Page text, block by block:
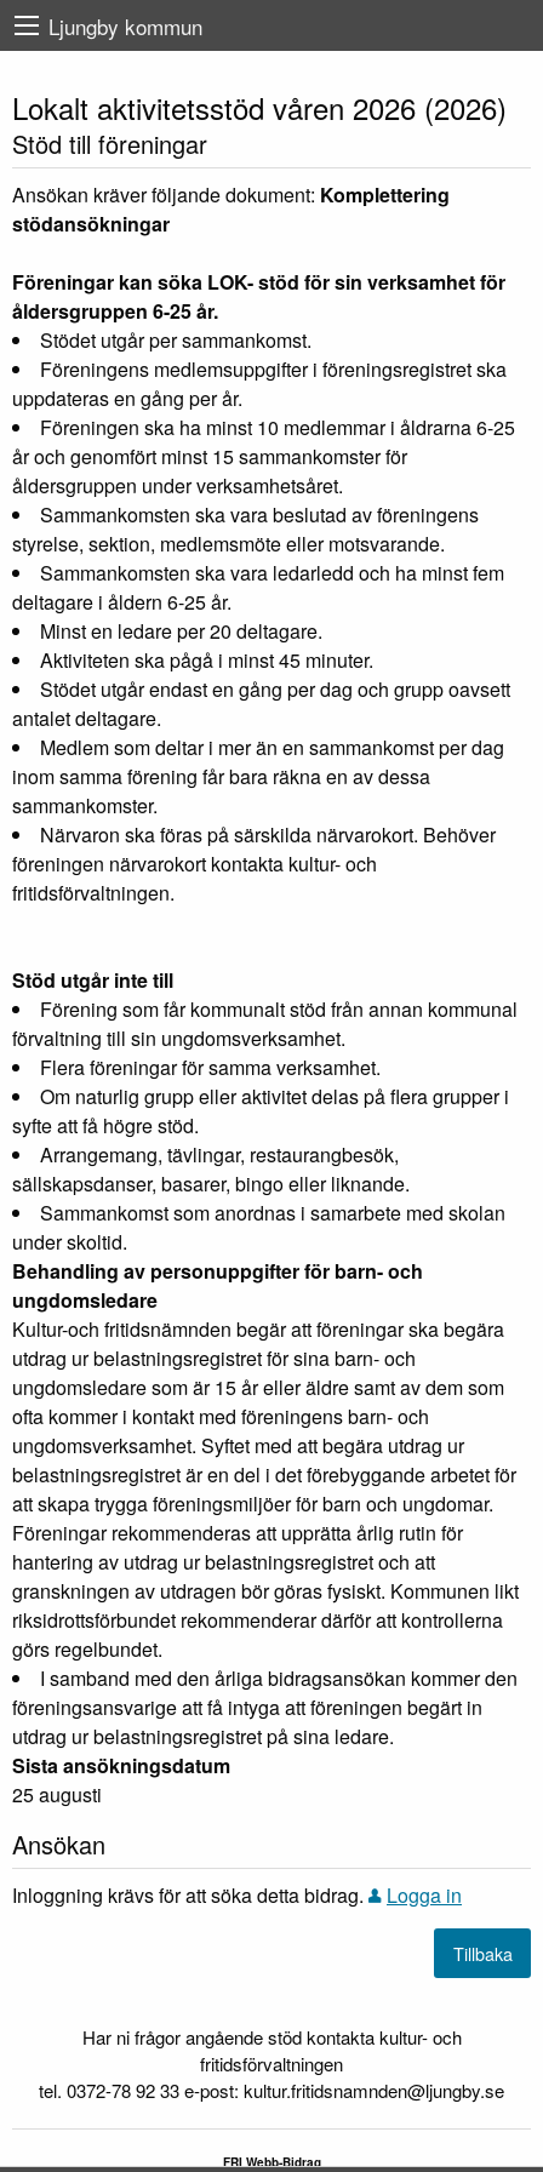
Ljungby kommun
Lokalt aktivitetsstöd våren 2026 (2026)
Stöd till föreningar
Ansökan kräver följande dokument: Komplettering
stödansökningar
Föreningar kan söka LOK- stöd för sin verksamhet för
åldersgruppen 6-25 år.
Stödet utgår per sammankomst.
Föreningens medlemsuppgifter i föreningsregistret ska
uppdateras en gång per år.
Föreningen ska ha minst 10 medlemmar i åldrarna 6-25
år och genomfört minst 15 sammankomster för
åldersgruppen under verksamhetsåret.
Sammankomsten ska vara beslutad av föreningens
styrelse, sektion, medlemsmöte eller motsvarande.
Sammankomsten ska vara ledarledd och ha minst fem
deltagare i åldern 6-25 år.
Minst en ledare per 20 deltagare.
Aktiviteten ska pågå i minst 45 minuter.
Stödet utgår endast en gång per dag och grupp oavsett
antalet deltagare.
Medlem som deltar i mer än en sammankomst per dag
inom samma förening får bara räkna en av dessa
sammankomster.
Närvaron ska föras på särskilda närvarokort. Behöver
föreningen närvarokort kontakta kultur- och
fritidsförvaltningen.
Stöd utgår inte till
Förening som får kommunalt stöd från annan kommunal
förvaltning till sin ungdomsverksamhet.
Flera föreningar för samma verksamhet.
Om naturlig grupp eller aktivitet delas på flera grupper i
syfte att få högre stöd.
Arrangemang, tävlingar, restaurangbesök,
sällskapsdanser, basarer, bingo eller liknande.
Sammankomst som anordnas i samarbete med skolan
under skoltid.
Behandling av personuppgifter för barn- och
ungdomsledare
Kultur-och fritidsnämnden begär att föreningar ska begära
utdrag ur belastningsregistret för sina barn- och
ungdomsledare som är 15 år eller äldre samt av dem som
ofta kommer i kontakt med föreningens barn- och
ungdomsverksamhet. Syftet med att begära utdrag ur
belastningsregistret är en del i det förebyggande arbetet för
att skapa trygga föreningsmiljöer för barn och ungdomar.
Föreningar rekommenderas att upprätta årlig rutin för
hantering av utdrag ur belastningsregistret och att
granskningen av utdragen bör göras fysiskt. Kommunen likt
riksidrottsförbundet rekommenderar därför att kontrollerna
görs regelbundet.
I samband med den årliga bidragsansökan kommer den
föreningsansvarige att få intyga att föreningen begärt in
utdrag ur belastningsregistret på sina ledare.
Sista ansökningsdatum
25 augusti
Ansökan
Inloggning krävs för att söka detta bidrag. Logga in
Har ni frågor angående stöd kontakta kultur- och
fritidsförvaltningen
tel. 0372-78 92 33 e-post: kultur.fritidsnamnden@ljungby.se
FRI Webb-Bidrag